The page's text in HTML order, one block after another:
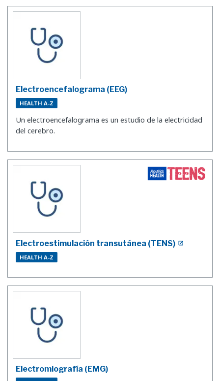
Electroencefalograma (EEG)
HEALTH A-Z
Un electroencefalograma es un estudio de la electricidad
del cerebro.
Electroestimulación transutánea (TENS)
HEALTH A-Z
Electromiografía (EMG)